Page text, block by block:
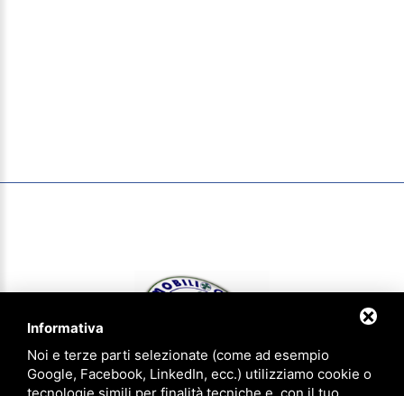
Informativa
Noi e terze parti selezionate (come ad esempio
Google, Facebook, LinkedIn, ecc.) utilizziamo cookie o